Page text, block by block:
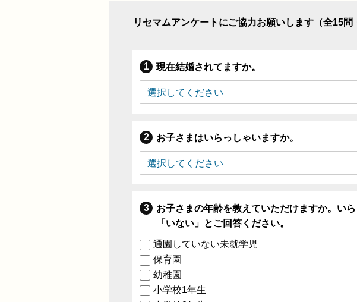
リセマムアンケートにご協力お願いします（全15問
現在結婚されてますか。
お子さまはいらっしゃいますか。
お子さまの年齢を教えていただけますか。い
「いない」とご回答ください。
通園していない未就学児
保育園
幼稚園
小学校1年生